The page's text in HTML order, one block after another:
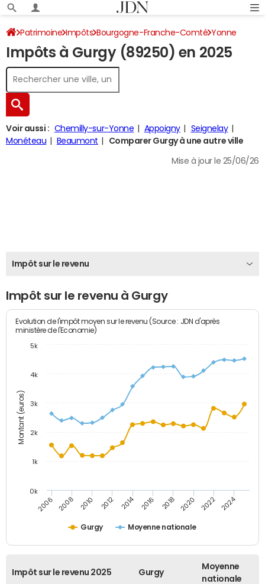
Patrimoine Impôts Bourgogne-Franche-Comté Yonne
Gurgy Impôt sur le revenu
Impôts à Gurgy (89250) en 2025
Voir aussi : Chemilly-sur-Yonne Appoigny
Seignelay
Monéteau
Beaumont Comparer Gurgy à une autre ville
Mise à jour le 25/06/26
Impôt sur le revenu
Impôt sur le revenu à Gurgy
Montant (euros)
Evolution de l'impôt moyen sur le revenu (Source : JDN d'après
ministère de l'Economie)
Gurgy Moyenne nationale
2006 2008 2010 2012 2014 2016 2018 2020 2022 2024
0k
1k
2k
3k
4k
5k
Impôt sur le revenu 2025 Gurgy
Moyenne
nationale